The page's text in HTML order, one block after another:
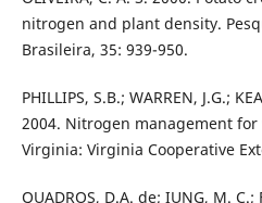
nitrogen and plant density.
Brasileira, 35: 939-950.
PHILLIPS, S.B.; WARREN, J.G.;
2004. Nitrogen management
Virginia: Virginia Cooperative
QUADROS, D.A. de; IUNG, M. C.;